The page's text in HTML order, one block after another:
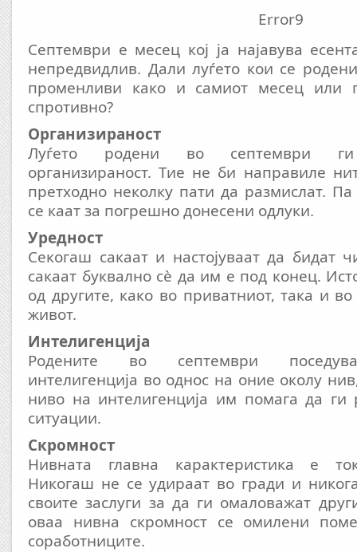
Error9
Септември е месец кој ја најавува
непредвидлив. Дали луѓето кои се
променливи како и самиот месец или
спротивно?
Организираност
Луѓето родени во септември ги
организираност. Тие не би направиле
претходно неколку пати да размислат.
се каат за погрешно донесени одлуки.
Уредност
Секогаш сакаат и настојуваат да бидат
сакаат буквално сѐ да им е под конец.
од другите, како во приватниот, така и
живот.
Интелигенција
Родените во септември
интелигенција во однос на оние околу
ниво на интелигенција им помага да ги
ситуации.
Скромност
Нивната главна карактеристика е
Никогаш не се удираат во гради и
своите заслуги за да ги омаловажат
оваа нивна скромност се омилени
соработниците.